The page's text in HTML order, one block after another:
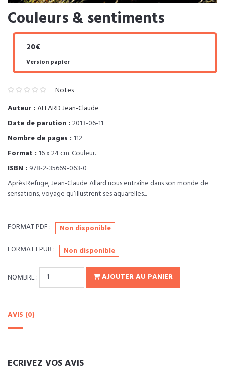
Couleurs & sentiments
20€
Version papier
Notes
Auteur : ALLARD Jean-Claude
Date de parution : 2013-06-11
Nombre de pages : 112
Format : 16 x 24 cm. Couleur.
ISBN : 978-2-35669-063-0
Après Refuge, Jean-Claude Allard nous entraîne dans son monde de
sensations, voyage qu’illustrent ses aquarelles...
FORMAT PDF :
Non disponible
FORMAT EPUB :
Non disponible
NOMBRE : AJOUTER AU PANIER
AVIS (0)
ECRIVEZ VOS AVIS